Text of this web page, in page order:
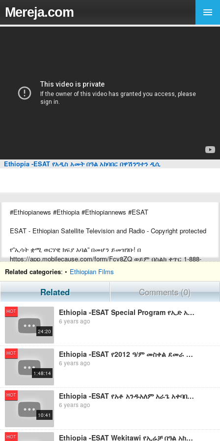
Mereja.com
Ethiopia -ESAT የአዲስ አመት በዓል አከባበር በዋሽንግተን ዲሲ
#Ethiopianews #Ethiopia #Ethiopiannews #ESAT
ESAT - Ethiopian Satellite Television and Radio - Copyright protected
የ”ኢሳት ቋሚ ወርሃዊ ክፍያ አባል” በመሆን ይመዝገቡ! በ
https://app.mobilecause.com/form/Fcv8ZQ ወይም በስልክ ቀጥር ‎‎1-888-
772-3728 ext 4 ይመዝገቡ!
Support ESAT by becoming a Monthly subscriber by visiting
https://app.mobilecause.com/form/Fcv8ZQ or by calling ‎‎1-888-772-
3728 ext 4.
Related categories: • Ethiopian Films
Related Comments (0)
HOT
24:20
Ethiopia -ESAT Special Program የኢድ አል አድሃ አረፋ በዓል አከባበር በዋሽንግተን ዲሲ August 2019
6 years ago
HOT
1:48:14
Ethiopia -ESAT የ2012 ዓ/ም መስቀል ደመራ በዓል አከባበር በዋሽንግተን ዲሲ Sept 2019
6 years ago
HOT
10:41
Ethiopia -ESAT የአቶ አንዱአለም አራጌ አቀባበል በዋሽንግተን ዲሲ Sat 28 2019
6 years ago
HOT Ethiopia -ESAT Wekitawi የኢሬቻ በዓል አከባበር በአዲስ አበባ Oct 05,2019